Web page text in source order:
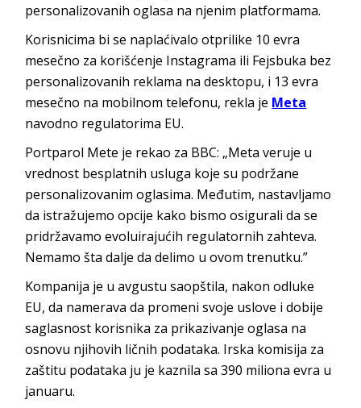
personalizovanih oglasa na njenim platformama.
Korisnicima bi se naplaćivalo otprilike 10 evra
mesečno za korišćenje Instagrama ili Fejsbuka bez
personalizovanih reklama na desktopu, i 13 evra
mesečno na mobilnom telefonu, rekla je Meta
navodno regulatorima EU.
Portparol Mete je rekao za BBC: „Meta veruje u
vrednost besplatnih usluga koje su podržane
personalizovanim oglasima. Međutim, nastavljamo
da istražujemo opcije kako bismo osigurali da se
pridržavamo evoluirajućih regulatornih zahteva.
Nemamo šta dalje da delimo u ovom trenutku.”
Kompanija je u avgustu saopštila, nakon odluke
EU, da namerava da promeni svoje uslove i dobije
saglasnost korisnika za prikazivanje oglasa na
osnovu njihovih ličnih podataka. Irska komisija za
zaštitu podataka ju je kaznila sa 390 miliona evra u
januaru.